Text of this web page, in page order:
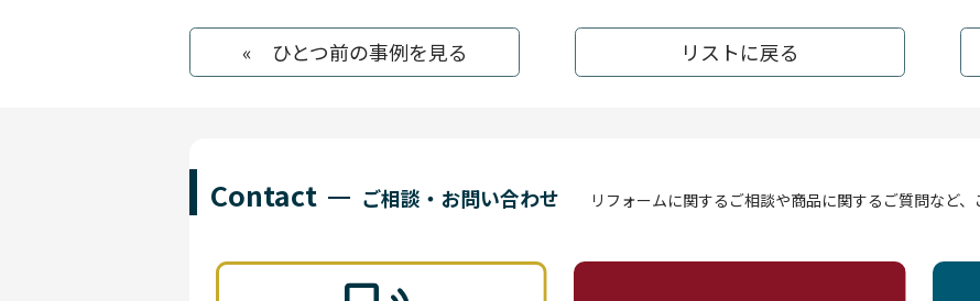
« ひとつ前の事例を見る リストに戻る
Contact ご相談・お問い合わせ リフォームに関するご相談や商品に関するご質問など、